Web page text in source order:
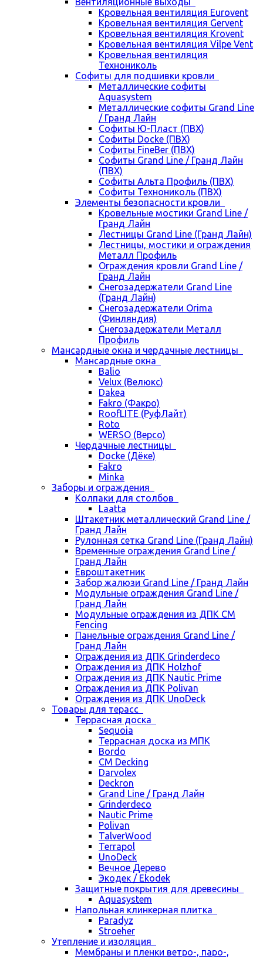
Кровельная вентиляция Eurovent
Кровельная вентиляция Gervent
Кровельная вентиляция Krovent
Кровельная вентиляция Vilpe Vent
Кровельная вентиляция
Технониколь
Cофиты для подшивки кровли
Металлические софиты
Aquasystem
Металлические софиты Grand Line
/ Гранд Лайн
Софиты Ю-Пласт (ПВХ)
Софиты Docke (ПВХ)
Софиты FineBer (ПВХ)
Софиты Grand Line / Гранд Лайн
(ПВХ)
Софиты Альта Профиль (ПВХ)
Софиты Технониколь (ПВХ)
Элементы безопасности кровли
Кровельные мостики Grand Line /
Гранд Лайн
Лестницы Grand Line (Гранд Лайн)
Лестницы, мостики и ограждения
Металл Профиль
Ограждения кровли Grand Line /
Гранд Лайн
Снегозадержатели Grand Line
(Гранд Лайн)
Снегозадержатели Orima
(Финляндия)
Снегозадержатели Металл
Профиль
Мансардные окна и чердачные лестницы
Мансардные окна
Balio
Velux (Велюкс)
Dakea
Fakro (Факро)
RoofLITE (РуфЛайт)
Roto
WERSO (Версо)
Чердачные лестницы
Docke (Дёке)
Fakro
Minka
Заборы и ограждения
Колпаки для столбов
Laatta
Штакетник металлический Grand Line /
Гранд Лайн
Рулонная сетка Grand Line (Гранд Лайн)
Временные ограждения Grand Line /
Гранд Лайн
Евроштакетник
Забор жалюзи Grand Line / Гранд Лайн
Модульные ограждения Grand Line /
Гранд Лайн
Модульные ограждения из ДПК CM
Fencing
Панельные ограждения Grand Line /
Гранд Лайн
Ограждения из ДПК Grinderdeco
Ограждения из ДПК Holzhof
Ограждения из ДПК Nautic Prime
Ограждения из ДПК Polivan
Ограждения из ДПК UnoDeck
Товары для терасс
Террасная доска
Sequoia
Террасная доска из МПК
Bordo
CM Decking
Darvolex
Deckron
Grand Line / Гранд Лайн
Grinderdeco
Nautic Prime
Polivan
TalverWood
Terrapol
UnoDeck
Вечное Дерево
Экодек / Ekodek
Защитные покрытия для древесины
Aquasystem
Напольная клинкерная плитка
Paradyz
Stroeher
Утепление и изоляция
Мембраны и пленки ветро-, паро-,